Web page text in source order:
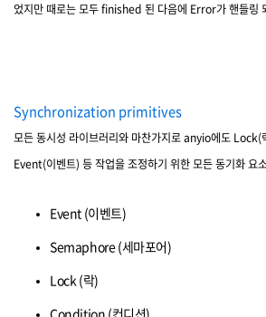
었지만 때로는 모두 finished 된 다음에 Error가 핸들링
Synchronization primitives
모든 동시성 라이브러리와 마찬가지로 anyio에도
Event(이벤트) 등 작업을 조정하기 위한 모든 동기화 요
Event (이벤트)
Semaphore (세마포어)
Lock (락)